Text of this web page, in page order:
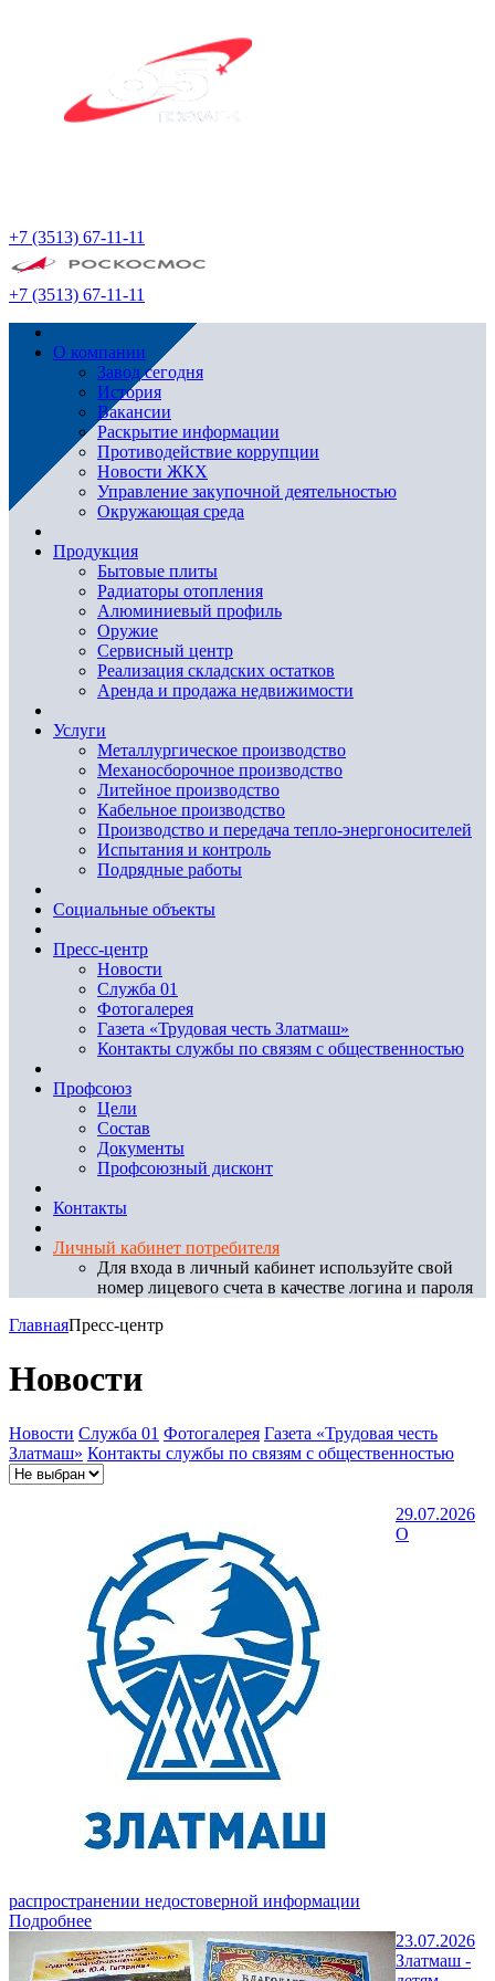
+7 (3513) 67-11-11
+7 (3513) 67-11-11
О компании
Завод сегодня
История
Вакансии
Раскрытие информации
Противодействие коррупции
Новости ЖКХ
Управление закупочной деятельностью
Окружающая среда
Продукция
Бытовые плиты
Радиаторы отопления
Алюминиевый профиль
Оружие
Сервисный центр
Реализация складских остатков
Аренда и продажа недвижимости
Услуги
Металлургическое производство
Механосборочное производство
Литейное производство
Кабельное производство
Производство и передача тепло-энергоносителей
Испытания и контроль
Подрядные работы
Социальные объекты
Пресс-центр
Новости
Служба 01
Фотогалерея
Газета «Трудовая честь Златмаш»
Контакты службы по связям с общественностью
Профсоюз
Цели
Состав
Документы
Профсоюзный дисконт
Контакты
Личный кабинет потребителя
Для входа в личный кабинет используйте свой
номер лицевого счета в качестве логина и пароля
ГлавнаяПресс-центр
Новости
Новости Служба 01 Фотогалерея Газета «Трудовая честь
Златмаш» Контакты службы по связям с общественностью
29.07.2026
О
распространении недостоверной информации
Подробнее
23.07.2026
Златмаш -